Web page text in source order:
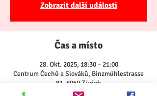
Zobrazit další události
Čas a místo
28. Okt. 2025, 18:30 – 21:00
Centrum Čechů a Slováků, Binzmühlestrasse
81, 8050 Zürich